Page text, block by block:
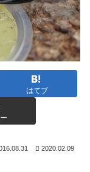
はてブ
2020.02.09